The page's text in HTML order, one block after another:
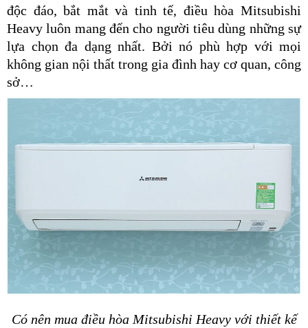
độc đáo, bắt mắt và tinh tế, điều hòa Mitsubishi
Heavy luôn mang đến cho người tiêu dùng những sự
lựa chọn đa dạng nhất. Bởi nó phù hợp với mọi
không gian nội thất trong gia đình hay cơ quan, công
sở…
Có nên mua điều hòa Mitsubishi Heavy với thiết kế